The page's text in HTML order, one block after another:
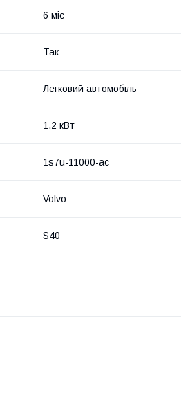
6 міс
Так
Легковий автомобіль
1.2 кВт
1s7u-11000-ac
Volvo
S40